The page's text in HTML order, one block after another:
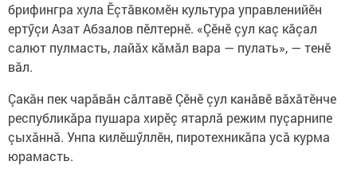
брифингра хула Ӗçтăвкомӗн культура управленийӗн
ертӳçи Азат Абзалов пӗлтернӗ. «Çӗнӗ çул каç кăçал
салют пулмасть, лайăх кăмăл вара — пулать», — тенӗ
вăл.
Çакăн пек чарăвăн сăлтавӗ Çӗнӗ çул канăвӗ вăхăтӗнче
республикăра пушара хирӗç ятарлă режим пуçарнипе
çыхăннă. Унпа килӗшӳллӗн, пиротехникăпа усă курма
юрамасть.